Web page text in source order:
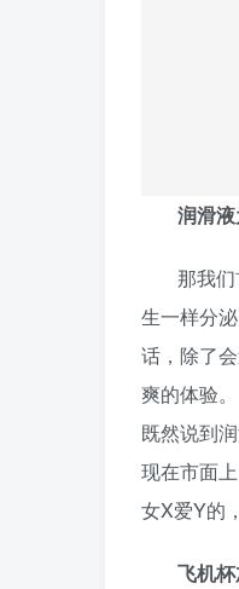
润滑
那我
生一样分
话，除了
爽的体验。
既然说到
现在市面
女X爱Y的
飞机